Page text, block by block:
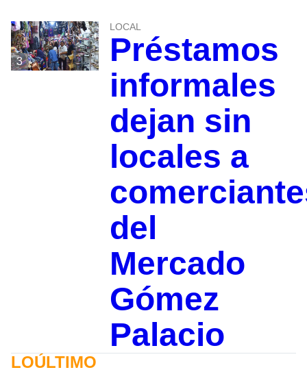
3
LOCAL
Préstamos
informales
dejan sin
locales a
del
Mercado
Gómez
Palacio
LOÚLTIMO